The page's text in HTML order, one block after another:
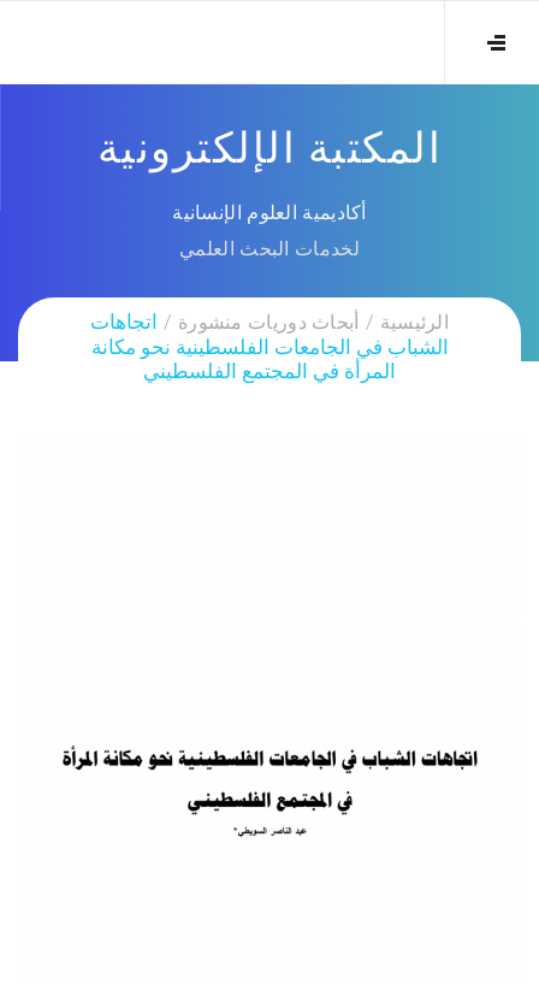
المكتبة الإلكترونية
أكاديمية العلوم الإنسانية
لخدمات البحث العلمي
الرئيسية أبحاث دوريات منشورة
اتجاهات
الشباب في الجامعات الفلسطينية نحو مكانة
المرأة في المجتمع الفلسطيني